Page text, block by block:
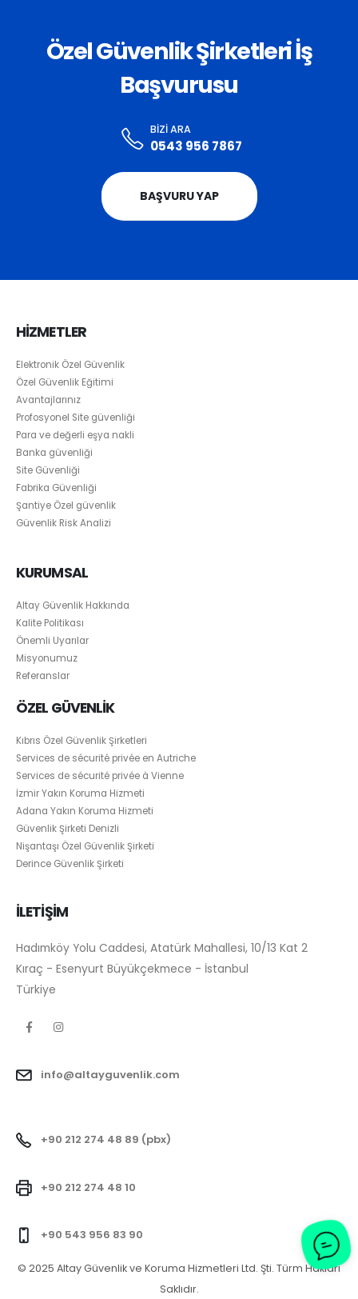
Özel Güvenlik Şirketleri İş
Başvurusu
BIZI ARA
0543 956 7867
BAŞVURU YAP
HİZMETLER
Elektronik Özel Güvenlik
Özel Güvenlik Eğitimi
Avantajlarınız
Profosyonel Site güvenliği
Para ve değerli eşya nakli
Banka güvenliği
Site Güvenliği
Fabrika Güvenliği
Şantiye Özel güvenlik
Güvenlik Risk Analizi
KURUMSAL
Altay Güvenlik Hakkında
Kalite Politikası
Önemli Uyarılar
Misyonumuz
Referanslar
ÖZEL GÜVENLİK
Kıbrıs Özel Güvenlik Şirketleri
Services de sécurité privée en Autriche
Services de sécurité privée à Vienne
İzmir Yakın Koruma Hizmeti
Adana Yakın Koruma Hizmeti
Güvenlik Şirketi Denizli
Nişantaşı Özel Güvenlik Şirketi
Derince Güvenlik Şirketi
İLETİŞİM
Hadımköy Yolu Caddesi, Atatürk Mahallesi, 10/13 Kat 2
Kıraç - Esenyurt Büyükçekmece - İstanbul
Türkiye
info@altayguvenlik.com
+90 212 274 48 89 (pbx)
+90 212 274 48 10
+90 543 956 83 90
© 2025 Altay Güvenlik ve Koruma Hizmetleri Ltd. Şti. Türm Hakları
Saklıdır.